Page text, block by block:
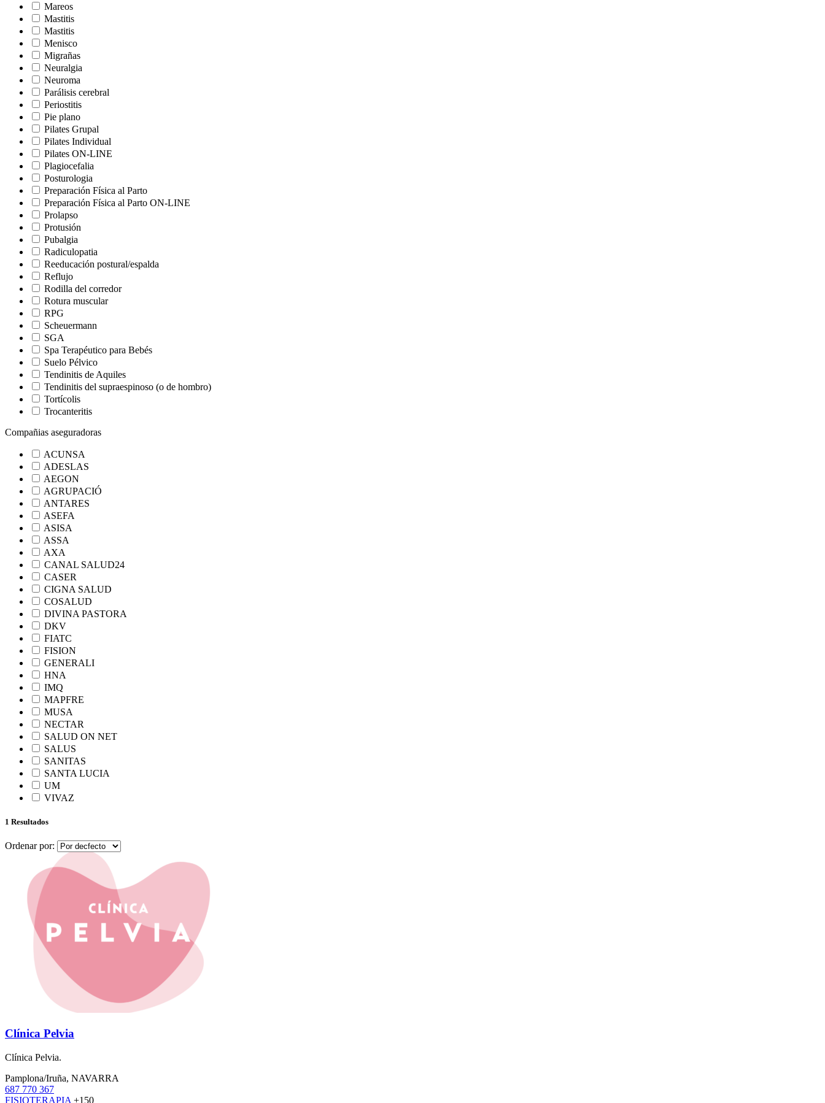
Mareos
Mastitis
Mastitis
Menisco
Migrañas
Neuralgia
Neuroma
Parálisis cerebral
Periostitis
Pie plano
Pilates Grupal
Pilates Individual
Pilates ON-LINE
Plagiocefalia
Posturologia
Preparación Física al Parto
Preparación Física al Parto ON-LINE
Prolapso
Protusión
Pubalgia
Radiculopatia
Reeducación postural/espalda
Reflujo
Rodilla del corredor
Rotura muscular
RPG
Scheuermann
SGA
Spa Terapéutico para Bebés
Suelo Pélvico
Tendinitis de Aquiles
Tendinitis del supraespinoso (o de hombro)
Tortícolis
Trocanteritis
Compañias aseguradoras
ACUNSA
ADESLAS
AEGON
AGRUPACIÓ
ANTARES
ASEFA
ASISA
ASSA
AXA
CANAL SALUD24
CASER
CIGNA SALUD
COSALUD
DIVINA PASTORA
DKV
FIATC
FISION
GENERALI
HNA
IMQ
MAPFRE
MUSA
NECTAR
SALUD ON NET
SALUS
SANITAS
SANTA LUCIA
UM
VIVAZ
1 Resultados
Ordenar por:
Clínica Pelvia
Clínica Pelvia.
Pamplona/Iruña, NAVARRA
687 770 367
FISIOTERAPIA +150